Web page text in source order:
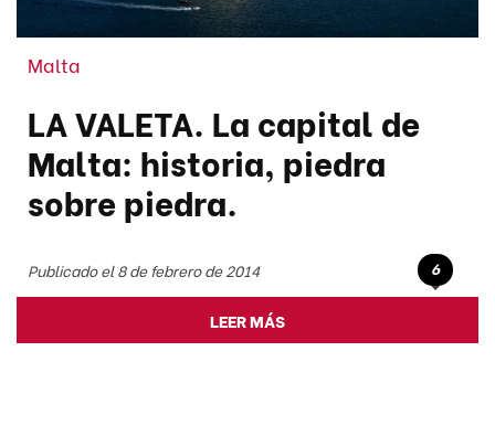
Malta
LA VALETA. La capital de
Malta: historia, piedra
sobre piedra.
Publicado el 8 de febrero de 2014 6
LEER MÁS